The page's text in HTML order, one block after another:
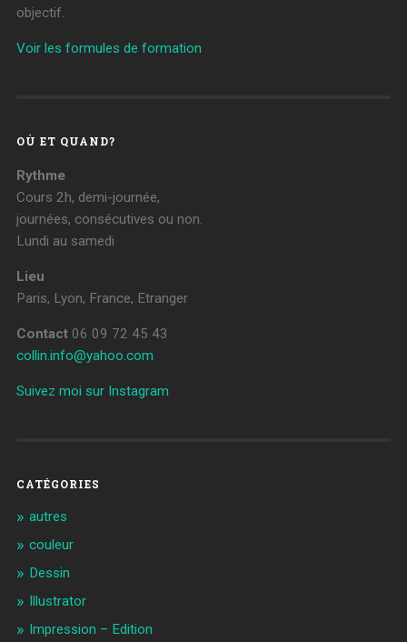
objectif.
Voir les formules de formation
OÙ ET QUAND?
Rythme
Cours 2h, demi-journée,
journées, consécutives ou non.
Lundi au samedi
Lieu
Paris, Lyon, France, Etranger
Contact 06 09 72 45 43
collin.info@yahoo.com
Suivez moi sur Instagram
CATÉGORIES
autres
couleur
Dessin
Illustrator
Impression – Edition